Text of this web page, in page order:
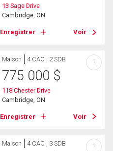
13 Sage Drive
Cambridge, ON
Enregistrer Voir
Maison 4 CAC , 2 SDB
775 000 $
118 Chester Drive
Cambridge, ON
Enregistrer Voir
?
Maison 4 CAC , 3 SDB ?